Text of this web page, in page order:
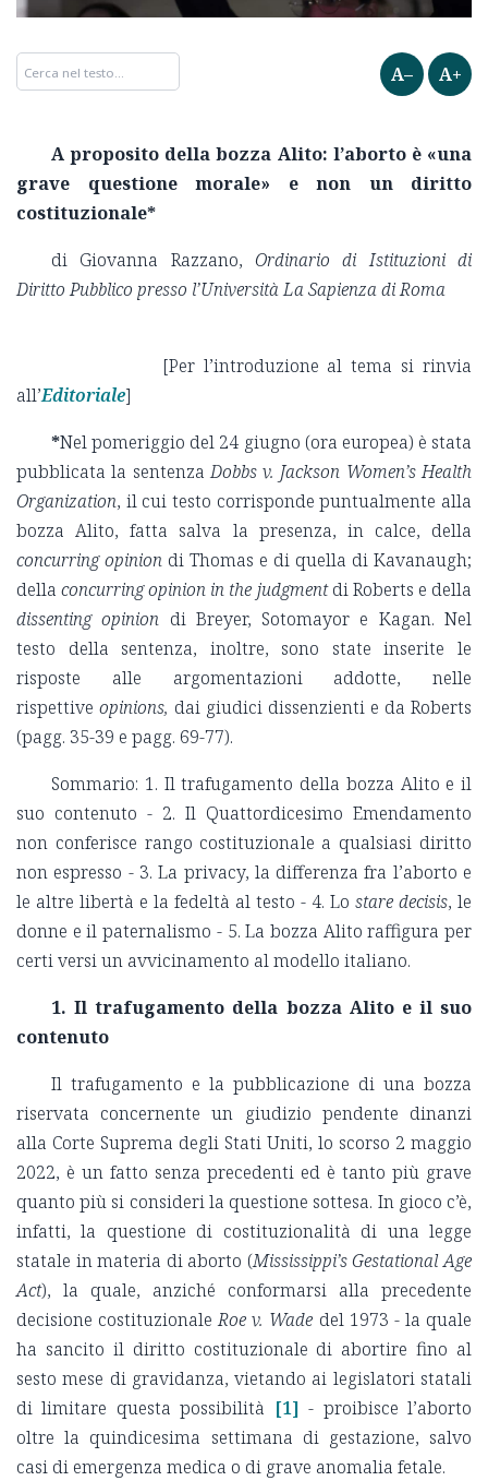
A– A+
A proposito della bozza Alito: l’aborto è «una
grave questione morale» e non un diritto
costituzionale*
di Giovanna Razzano, Ordinario di Istituzioni di
Diritto Pubblico presso l’Università La Sapienza di Roma
[Per l’introduzione al tema si rinvia
all’Editoriale]
*Nel pomeriggio del 24 giugno (ora europea) è stata
pubblicata la sentenzaDobbs v. Jackson Women’s Health
Organization, il cui testo corrisponde puntualmente alla
bozza Alito, fatta salva la presenza, in calce, della
concurring opinion di Thomas e di quella di Kavanaugh;
dellaconcurring opinion in the judgmentdi Roberts e della
dissenting opinion di Breyer, Sotomayor e Kagan. Nel
testo della sentenza, inoltre, sono state inserite le
risposte alle argomentazioni addotte, nelle
rispettive opinions, dai giudici dissenzienti e da Roberts
(pagg. 35-39 e pagg. 69-77).
Sommario: 1. Il trafugamento della bozza Alito e il
suo contenuto - 2. Il Quattordicesimo Emendamento
non conferisce rango costituzionale a qualsiasi diritto
non espresso - 3. La privacy, la differenza fra l’aborto e
le altre libertà e la fedeltà al testo - 4. Lo stare decisis, le
donne e il paternalismo - 5. La bozza Alito raffigura per
certi versi un avvicinamento al modello italiano.
1. Il trafugamento della bozza Alito e il suo
contenuto
Il trafugamento e la pubblicazione di una bozza
riservata concernente un giudizio pendente dinanzi
alla Corte Suprema degli Stati Uniti, lo scorso 2 maggio
2022, è un fatto senza precedenti ed è tanto più grave
quanto più si consideri la questione sottesa. In gioco c’è,
infatti, la questione di costituzionalità di una legge
statale in materia di aborto (Mississippi’s Gestational Age
Act), la quale, anziché conformarsi alla precedente
decisione costituzionaleRoe v. Wade del 1973 - la quale
ha sancito il diritto costituzionale di abortire fino al
sesto mese di gravidanza, vietando ai legislatori statali
di limitare questa possibilità [1] - proibisce l’aborto
oltre la quindicesima settimana di gestazione, salvo
casi di emergenza medica o di grave anomalia fetale.